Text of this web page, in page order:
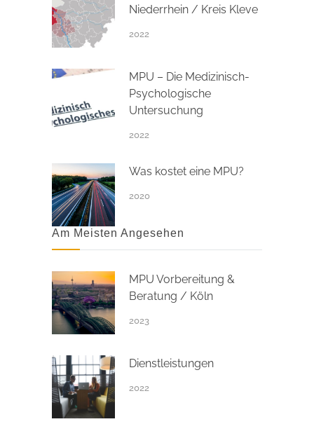
Niederrhein / Kreis Kleve
2022
MPU – Die Medizinisch-
Psychologische
Untersuchung
2022
Was kostet eine MPU?
2020
Am Meisten Angesehen
MPU Vorbereitung &
Beratung / Köln
2023
Dienstleistungen
2022